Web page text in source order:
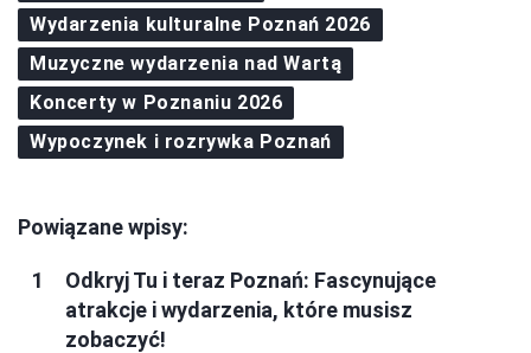
Wydarzenia kulturalne Poznań 2026
Muzyczne wydarzenia nad Wartą
Koncerty w Poznaniu 2026
Wypoczynek i rozrywka Poznań
Powiązane wpisy:
Odkryj Tu i teraz Poznań: Fascynujące
atrakcje i wydarzenia, które musisz
zobaczyć!